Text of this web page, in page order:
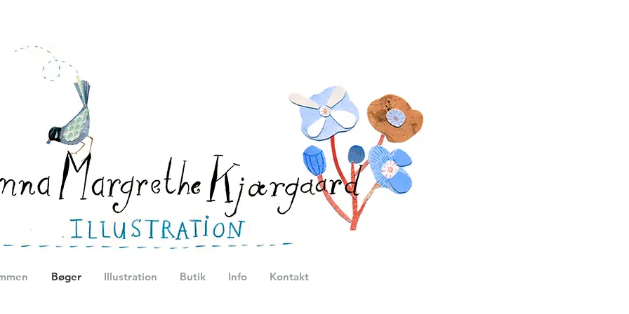
Bøger Illustration Butik Info Kontakt